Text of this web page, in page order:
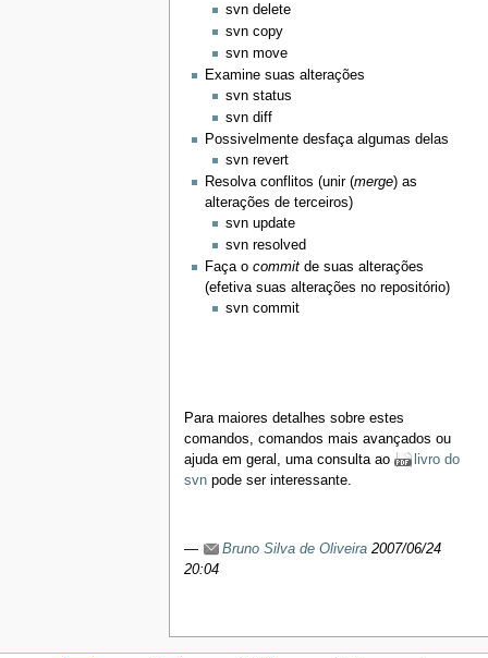
svn delete
svn copy
svn move
Examine suas alterações
svn status
svn diff
Possivelmente desfaça algumas delas
svn revert
Resolva conflitos (unir (merge) as
alterações de terceiros)
svn update
svn resolved
Faça o commitde suas alterações
(efetiva suas alterações no repositório)
svn commit
Para maiores detalhes sobre estes
comandos, comandos mais avançados ou
ajuda em geral, uma consulta ao
livro do
svnpode ser interessante.
— Bruno Silva de Oliveira2007/06/24
20:04